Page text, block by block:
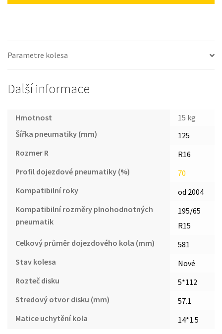
Parametre kolesa
Další informace
Hmotnost
15 kg
Šířka pneumatiky (mm)
125
Rozmer R
R16
Profil dojezdové pneumatiky (%)
70
Kompatibilní roky
od 2004
Kompatibilní rozměry plnohodnotných
pneumatik
195/65
R15
Celkový průměr dojezdového kola (mm)
581
Stav kolesa
Nové
Rozteč disku
5*112
Stredový otvor disku (mm)
57.1
Matice uchytění kola
14*1.5